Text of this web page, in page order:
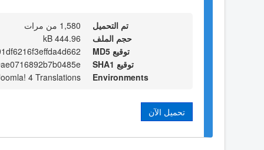
تم التحميل
1,580 من مرات
حجم الملف
444.96 kB
توقيع MD5
توقيع SHA1
Environments
4 Translations
تحميل الآن